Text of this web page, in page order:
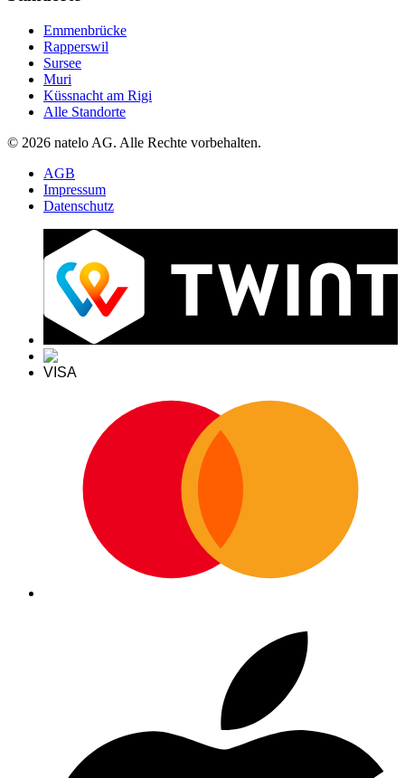
Emmenbrücke
Rapperswil
Sursee
Muri
Küssnacht am Rigi
Alle Standorte
© 2026 natelo AG. Alle Rechte vorbehalten.
AGB
Impressum
Datenschutz
VISA